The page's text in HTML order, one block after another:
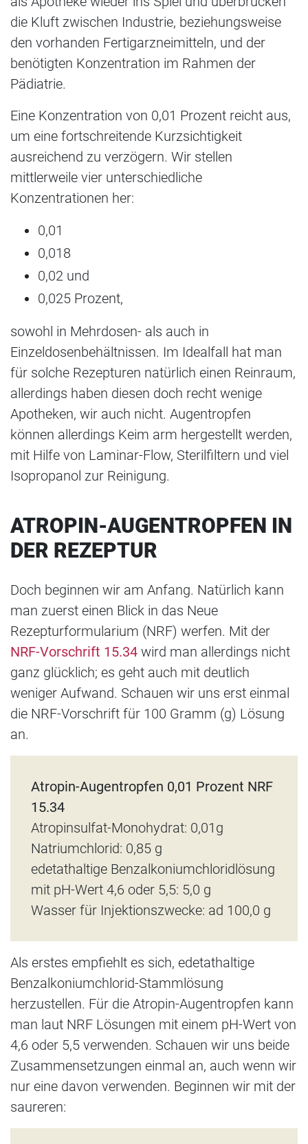
die Kluft zwischen Industrie, beziehungsweise
den vorhanden Fertigarzneimitteln, und der
benötigten Konzentration im Rahmen der
Pädiatrie.
Eine Konzentration von 0,01 Prozent reicht aus,
um eine fortschreitende Kurzsichtigkeit
ausreichend zu verzögern. Wir stellen
mittlerweile vier unterschiedliche
Konzentrationen her:
0,01
0,018
0,02 und
0,025 Prozent,
sowohl in Mehrdosen- als auch in
Einzeldosenbehältnissen. Im Idealfall hat man
für solche Rezepturen natürlich einen Reinraum,
allerdings haben diesen doch recht wenige
Apotheken, wir auch nicht. Augentropfen
können allerdings Keim arm hergestellt werden,
mit Hilfe von Laminar-Flow, Sterilfiltern und viel
Isopropanol zur Reinigung.
ATROPIN-AUGENTROPFEN IN
DER REZEPTUR
Doch beginnen wir am Anfang. Natürlich kann
man zuerst einen Blick in das Neue
Rezepturformularium (NRF) werfen. Mit der
NRF-Vorschrift 15.34 wird man allerdings nicht
ganz glücklich; es geht auch mit deutlich
weniger Aufwand. Schauen wir uns erst einmal
die NRF-Vorschrift für 100 Gramm (g) Lösung
an.
Atropin-Augentropfen 0,01 Prozent NRF
15.34
Atropinsulfat-Monohydrat: 0,01g
Natriumchlorid: 0,85 g
edetathaltige Benzalkoniumchloridlösung
mit pH-Wert 4,6 oder 5,5: 5,0 g
Wasser für Injektionszwecke: ad 100,0 g
Als erstes empfiehlt es sich, edetathaltige
Benzalkoniumchlorid-Stammlösung
herzustellen. Für die Atropin-Augentropfen kann
man laut NRF Lösungen mit einem pH-Wert von
4,6 oder 5,5 verwenden. Schauen wir uns beide
Zusammensetzungen einmal an, auch wenn wir
nur eine davon verwenden. Beginnen wir mit der
saureren: